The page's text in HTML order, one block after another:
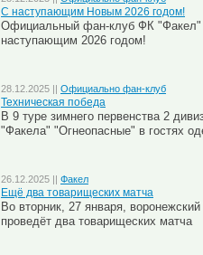
С наступающим Новым 2026 годом!
Официальный фан-клуб ФК "Факел"
наступающим 2026 годом!
28.12.2025 || Официально фан-клуб
Техническая победа
В 9 туре зимнего первенства 2
"Факела" "Огнеопасные" в гостях
26.12.2025 || Факел
Ещё два товарищеских матча
Во вторник, 27 января,
проведёт два товарищеских матча